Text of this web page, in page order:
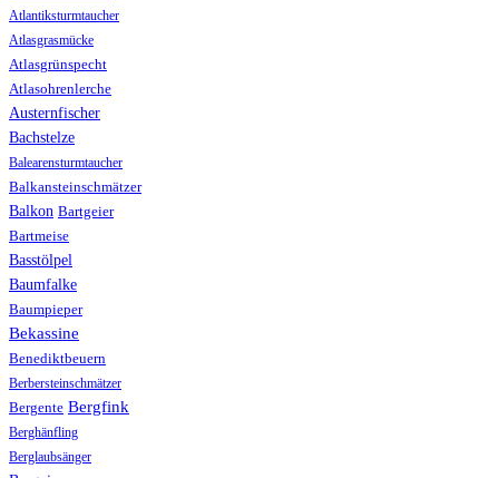
Atlantiksturmtaucher
Atlasgrasmücke
Atlasgrünspecht
Atlasohrenlerche
Austernfischer
Bachstelze
Balearensturmtaucher
Balkansteinschmätzer
Balkon Bartgeier
Bartmeise
Basstölpel
Baumfalke
Baumpieper
Bekassine
Benediktbeuern
Berbersteinschmätzer
Bergente Bergfink
Berghänfling
Berglaubsänger